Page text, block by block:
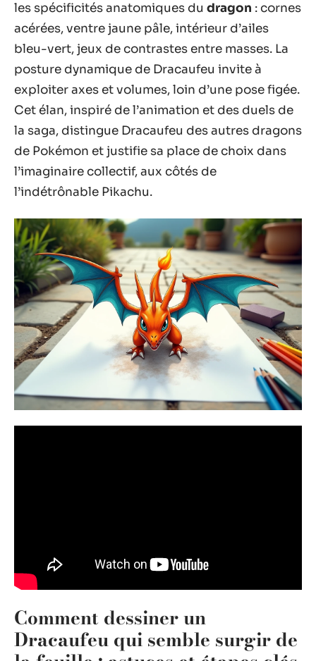
les spécificités anatomiques du dragon : cornes
acérées, ventre jaune pâle, intérieur d’ailes
bleu-vert, jeux de contrastes entre masses. La
posture dynamique de Dracaufeu invite à
exploiter axes et volumes, loin d’une pose figée.
Cet élan, inspiré de l’animation et des duels de
la saga, distingue Dracaufeu des autres dragons
de Pokémon et justifie sa place de choix dans
l’imaginaire collectif, aux côtés de
l’indétrônable Pikachu.
Comment dessiner un
Dracaufeu qui semble surgir de